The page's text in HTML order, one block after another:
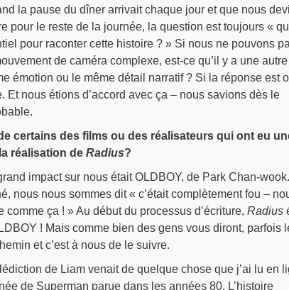
la pause du dîner arrivait chaque jour et que nous
pour le reste de la journée, la question est toujours «
pour raconter cette histoire ? » Si nous ne pouvons
de caméra complexe, est-ce qu’il y a une autre
émotion ou le même détail narratif ? Si la réponse est
Et nous étions d’accord avec ça – nous savions dès le
certains des films ou des réalisateurs qui ont eu
réalisation de Radius?
impact sur nous était OLDBOY, de Park Chan-wook.
nous nous sommes dit « c’était complètement fou –
ça ! » Au début du processus d’écriture, Radius
! Mais comme bien des gens vous diront, parfois
et c’est à nous de le suivre.
de Liam venait de quelque chose que j’ai lu en
de Superman parue dans les années 80. L’histoire